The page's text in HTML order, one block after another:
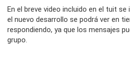
En el breve video incluido en el tuit
el nuevo desarrollo se podrá ver en
respondiendo, ya que los mensajes
grupo.